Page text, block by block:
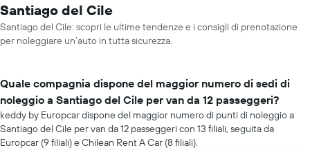
Santiago del Cile
Santiago del Cile: scopri le ultime tendenze e i consigli di prenotazione
per noleggiare un’auto in tutta sicurezza.
Quale compagnia dispone del maggior numero di sedi di
noleggio a Santiago del Cile per van da 12 passeggeri?
keddy by Europcar dispone del maggior numero di punti di noleggio a
Santiago del Cile per van da 12 passeggeri con 13 filiali, seguita da
Europcar (9 filiali) e Chilean Rent A Car (8 filiali).